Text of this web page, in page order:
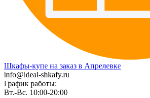
Шкафы-купе на заказ в Апрелевке
info@ideal-shkafy.ru
График работы:
Вт.-Вс. 10:00-20:00